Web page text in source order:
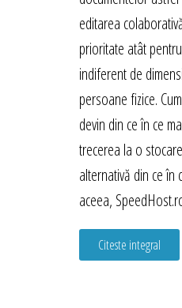
editarea
prioritate atât
indiferent de
persoane fizice.
devin din ce în ce
trecerea la o
alternativă din ce în
aceea,
Citeste integral